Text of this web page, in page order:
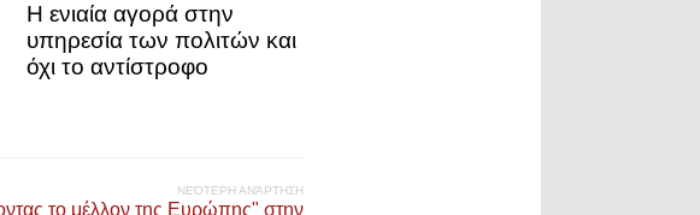
Η ενιαία αγορά στην
υπηρεσία των πολιτών και
όχι το αντίστροφο
ΝΕΌΤΕΡΗ ΑΝΆΡΤΗΣΗ
το μέλλον της Ευρώπης" στην